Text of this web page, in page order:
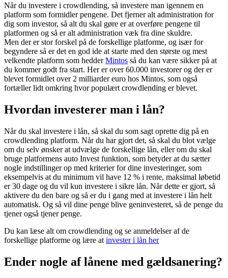
Når du investere i crowdlending, så investere man igennem en
platform som formidler pengene. Det fjerner alt administration for
dig som investor, så alt du skal gøre er at overføre pengene til
platformen og så er alt administration væk fra dine skuldre.
Men der er stor forskel på de forskellige platforme, og især for
begyndere så er det en god ide at starte med den største og mest
velkendte platform som hedderMintos så du kan være sikker på at
du kommer godt fra start. Her er over 60.000 investorer og der er
blevet formidlet over 2 milliarder euro hos Mintos, som også
fortæller lidt omkring hvor populært crowdlending er blevet.
Hvordan investerer man i lån?
Når du skal investere i lån, så skal du som sagt oprette dig på en
crowdlending platform. Når du har gjort det, så skal du blot vælge
om du selv ønsker at udvælge de forskellige lån, eller om du skal
bruge platformens auto Invest funktion, som betyder at du sætter
nogle indstillinger op med kriterier for dine investeringer, som
eksempelvis at du minimum vil have 12 % i rente, maksimal løbetid
er 30 dage og du vil kun investere i sikre lån. Når dette er gjort, så
aktivere du den bare og så er du i gang med at investere i lån helt
automatisk. Og så vil dine penge blive geninvesteret, så de penge du
tjener også tjener penge.
Du kan læse alt om crowdlending og se anmeldelser af de
forskellige platforme og lære at invester i lån her
Ender nogle af lånene med gældsanering?